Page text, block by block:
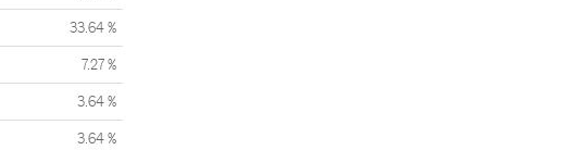
33.64 %
7.27 %
3.64 %
3.64 %